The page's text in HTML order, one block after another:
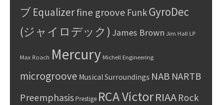
ブEqualizerfine groove Funk GyroDec
(ジャイロデック) James Brown Jim Hall LP
Max Roach Mercury Michell Engineering
microgroove Musical Surroundings NAB NARTB
PreemphasisPrestige RCA VictorRIAA Rock